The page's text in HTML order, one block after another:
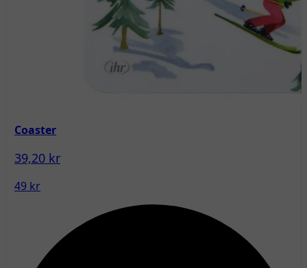
Coaster
39,20 kr
49 kr